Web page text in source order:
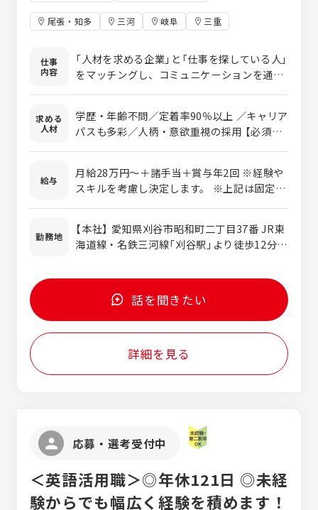
尾張・知多 三河 岐阜 三重
仕事
内容
「人材を求める企業」と「仕事を探している人」
をマッチングし、コミュニケーションを通じ
どの採用課題をヒアリングし、最適な人材を
派遣・紹介します。 ▼スタッフに対して 応募
者との面接を行い、希望の条件に沿った仕事
を紹介します。 ▼就業後のフォローについて
双方とコミュニケーションを取り仕事ぶりや
営業スタイルとは無縁です。 独り立ち後は、
約50人のスタッフを管理します。 「仕事には
か？」 など、対話を通じて信頼を深めます。
スタッフとのやりとりは対面のほか、LINEや
チャットも活用しています。 ノルマはありま
せん。 数字に追われることなく、じっくり関
れ】 ▼座学 仕事の流れや安全教育、関連する
法令の知識などを学びます。 ▼OJT 先輩に同
業の新規開拓営業にもチャレンジします。
幅広い年代が活躍中！ ・飲食店スタッフ ・
事務職 ・食品工場の製造スタッフ など、先輩
求める
人材
学歴・年齢不問／定着率90％以上 ／キャリア
パスも多彩／人柄・意欲重視の採用 【必須】
帰も柔軟に活用し、効率的に働けるのも魅
力！ 【こんな方にぴったり】 ・コミュニケー
ションが好き ・面倒見がいい方だ ・サポー
ト役にやりがいを感じる ・年収アップも目指
したい ・人に対して誠実に向き合える ・営
給与
月給28万円～＋諸手当＋賞与年2回 ※経験や
スキルを考慮し決定します。 ※上記は固定残
以上も可能です！≫ 【初年度の年収 】 430万
円～600万円
勤務地
【本社】 愛知県刈谷市昭和町二丁目37番 JR東
海道線・名鉄三河線「刈谷駅」より徒歩12分
プラシードIII 名鉄河和線「半田口駅」より徒
敷28-1 JR東海道本線「二川駅」より徒歩2分
【岐阜支社】 岐阜県各務原市鵜沼西町3-71 名
鉄各務原線「鵜沼宿駅」より徒歩5分 【大垣支
社】 岐阜県不破郡垂井町表佐字圦之宮133-1
1518-1 四日市あすなろう鉄道八王子線「西日
野駅」より徒歩12分
話を聞きたい
詳細を見る
応募・選考受付中
＜英語活用職＞◎年休121日 ◎未経
験からでも幅広く経験を積めます！